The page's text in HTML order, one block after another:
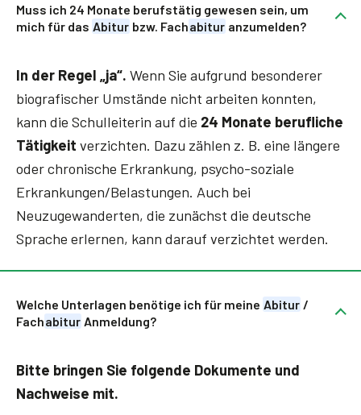
Muss ich 24 Monate berufstätig gewesen sein, um
mich für das Abitur bzw. Fachabitur anzumelden?
In der Regel „ja“. Wenn Sie aufgrund besonderer
biografischer Umstände nicht arbeiten konnten,
kann die Schulleiterin auf die 24 Monate berufliche
Tätigkeit verzichten. Dazu zählen z. B. eine längere
oder chronische Erkrankung, psycho-soziale
Erkrankungen/Belastungen. Auch bei
Neuzugewanderten, die zunächst die deutsche
Sprache erlernen, kann darauf verzichtet werden.
Welche Unterlagen benötige ich für meine Abitur /
Fachabitur Anmeldung?
Bitte bringen Sie folgende Dokumente und
Nachweise mit.